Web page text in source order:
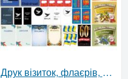
Друк візиток, флаєрів, банерів, наліпок під ключ